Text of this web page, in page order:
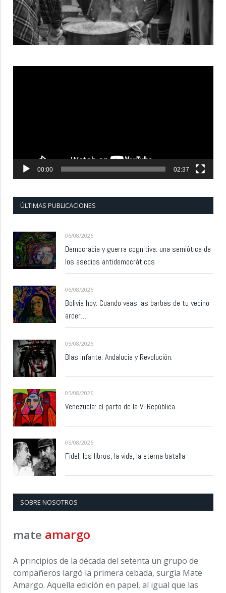
00:00 02:37
ÚLTIMAS PUBLICACIONES
06/08/2026
Democracia y guerra cognitiva: una semiótica de
los asedios antidemocráticos
06/08/2026
Bolivia hoy: Cuando veas las barbas de tu vecino
arder…
05/08/2026
Blas Infante: Andalucía y Revolución.
05/08/2026
Venezuela: el parto de la VI República
05/08/2026
Fidel, los libros, la vida, la eterna batalla
SOBRE NOSOTROS
mate amargo
A principios de la década del setenta un grupo de
compañeros largó la primera cebada, surgía Mate
Amargo. Aquella edición en papel, al igual que las